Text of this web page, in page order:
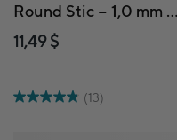
Round Stic − 1,0 mm −
Noir − Paquet de 60
11,49 $
(13)